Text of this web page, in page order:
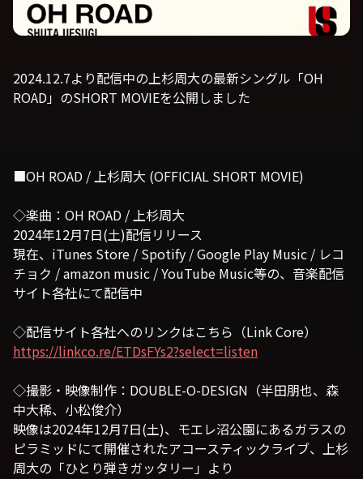
2024.12.7より配信中の上杉周大の最新シングル「OH
ROAD」のSHORT MOVIEを公開しました
■OH ROAD / 上杉周大 (OFFICIAL SHORT MOVIE)
◇楽曲：OH ROAD / 上杉周大
2024年12月7日(土)配信リリース
現在、iTunes Store / Spotify / Google Play Music / レコ
チョク / amazon music / YouTube Music等の、音楽配信
サイト各社にて配信中
◇配信サイト各社へのリンクはこちら（Link Core）
https://linkco.re/ETDsFYs2?select=listen
◇撮影・映像制作：DOUBLE-O-DESIGN（半田朋也、森
中大稀、小松俊介）
映像は2024年12月7日(土)、モエレ沼公園にあるガラスの
ピラミッドにて開催されたアコースティックライブ、上杉
周大の「ひとり弾きガッタリー」より